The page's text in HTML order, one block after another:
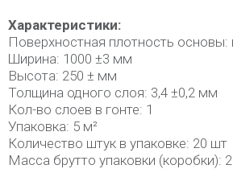
Характеристики:
Поверхностная плотность основы:
Ширина: 1000 ±3 мм
Высота: 250 ± мм
Толщина одного слоя: 3,4 ±0,2 мм
Кол-во слоев в гонте: 1
Упаковка: 5 м²
Количество штук в упаковке: 20 шт
Масса брутто упаковки (коробки):